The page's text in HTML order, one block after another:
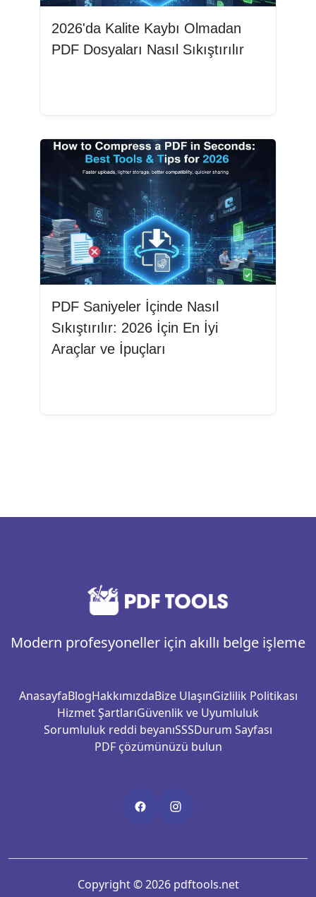
2026'da Kalite Kaybı Olmadan
PDF Dosyaları Nasıl Sıkıştırılır
PDF Saniyeler İçinde Nasıl
Sıkıştırılır: 2026 İçin En İyi
Araçlar ve İpuçları
Modern profesyoneller için akıllı belge işleme
AnasayfaBlogHakkımızdaBize UlaşınGizlilik Politikası
Hizmet ŞartlarıGüvenlik ve Uyumluluk
Sorumluluk reddi beyanıSSSDurum Sayfası
PDF çözümünüzü bulun
Copyright © 2026 pdftools.net